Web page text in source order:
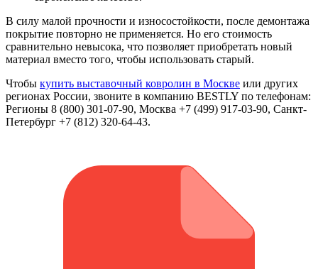
В силу малой прочности и износостойкости, после демонтажа
покрытие повторно не применяется. Но его стоимость
сравнительно невысока, что позволяет приобретать новый
материал вместо того, чтобы использовать старый.
Чтобы купить выставочный ковролин в Москве или других
регионах России, звоните в компанию BESTLY по телефонам:
Регионы 8 (800) 301-07-90, Москва +7 (499) 917-03-90, Санкт-
Петербург +7 (812) 320-64-43.